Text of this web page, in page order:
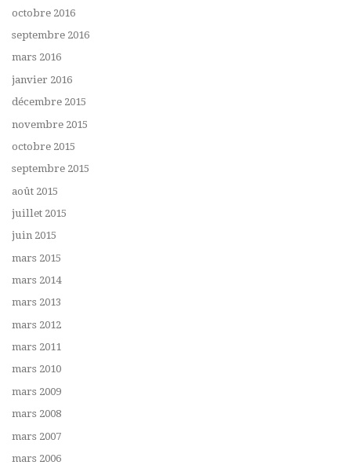
octobre 2016
septembre 2016
mars 2016
janvier 2016
décembre 2015
novembre 2015
octobre 2015
septembre 2015
août 2015
juillet 2015
juin 2015
mars 2015
mars 2014
mars 2013
mars 2012
mars 2011
mars 2010
mars 2009
mars 2008
mars 2007
mars 2006